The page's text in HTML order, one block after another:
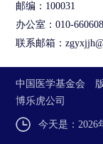
邮编：100031
办公室：010-
联系邮箱：
中国医学基金会
博乐虎公司
今天是：2026